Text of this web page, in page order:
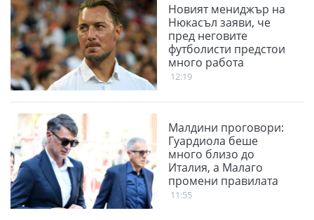
Новият мениджър на
Нюкасъл заяви, че
пред неговите
футболисти предстои
много работа
12:19
Малдини проговори:
Гуардиола беше
много близо до
Италия, а Малаго
промени правилата
11:55